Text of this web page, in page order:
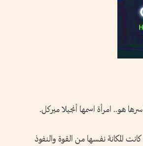
هو.. امرأة اسمها أنجيلا ميركل.
المكانة نفسها من القوة والنفوذ